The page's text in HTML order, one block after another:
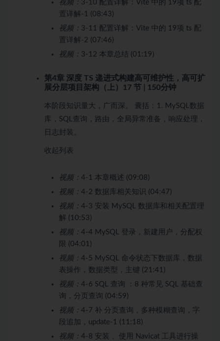
视频： 3-10 配置详解：Vite 中的 19项 ts 配
置详解-1 (08:43)
视频： 3-11 配置详解：Vite 中的 19项 ts 配
置详解-2 (07:46)
视频： 3-12 本章总结 (01:19)
第4章 深度 TS 递进式构建高可维护性，高可扩
展分层项目架构（上）
17 节 | 150分钟
本阶段知识量大，广而深。 囊括：1. MySQL数据
库，SQL查询，路由，全局异常准备，响应处理，
日志封装。
收起列表
视频： 4-1 本章概述 (09:08)
视频： 4-2 数据库相关知识 (04:47)
视频： 4-3 安装 MySQL 数据库和相关配置理
解 (10:53)
视频： 4-4 MySQL 登录，新建用户，分配权
限 (04:01)
视频： 4-5 MySQL 命令状态下数据库，数据
表操作，数据类型，主键 (21:41)
视频： 4-6 SQL 查询 ：8 种常见 SQL 基础查
询，分页查询 (04:59)
视频： 4-7 补 分页查询，多种模糊查询，字
段追加，update-1 (11:18)
视频： 4-8 安装 、使用 Navicat 工具进行操